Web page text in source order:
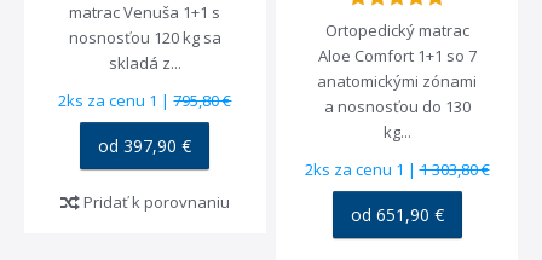
matrac Venuša 1+1 s
nosnosťou 120 kg sa
skladá z...
2ks za cenu 1 |795,80 €
od 397,90 €
Pridať k porovnaniu
Ortopedický matrac
Aloe Comfort 1+1 so 7
anatomickými zónami
a nosnosťou do 130
kg...
2ks za cenu 1 |1 303,80 €
od 651,90 €